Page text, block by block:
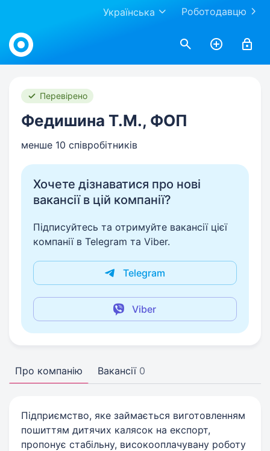
Роботодавцю
Українська
Work.ua
Перевірено
Федишина Т.М., ФОП
менше 10 співробітників
Хочете дізнаватися про нові
вакансії в цій компанії?
Підписуйтесь та отримуйте вакансії цієї
компанії в Telegram та Viber.
Telegram
Viber
Про компанію Вакансії 0
Підприємство, яке займається виготовленням
пошиттям дитячих калясок на експорт,
пропонує стабільну, високооплачувану роботу